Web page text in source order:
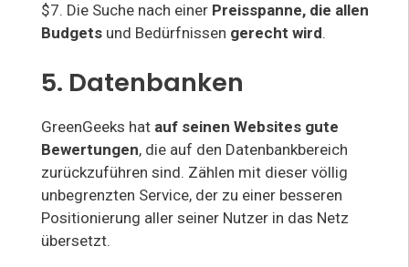
$7. Die Suche nach einer Preisspanne, die allen
Budgets und Bedürfnissen gerecht wird.
5. Datenbanken
GreenGeeks hat auf seinen Websites gute
Bewertungen, die auf den Datenbankbereich
zurückzuführen sind. Zählen mit dieser völlig
unbegrenzten Service, der zu einer besseren
Positionierung aller seiner Nutzer in das Netz
übersetzt.